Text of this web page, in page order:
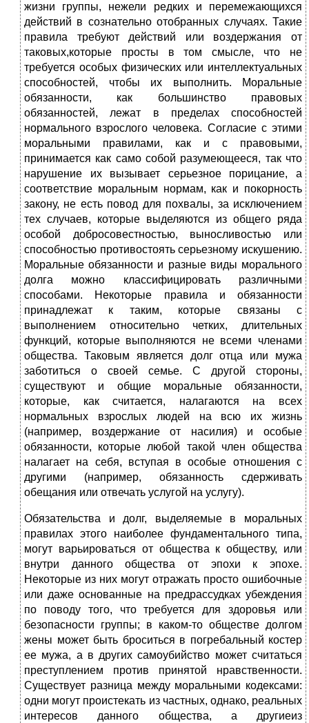
жизни группы, нежели редких и перемежающихся
действий в сознательно отобранных случаях. Такие
правила требуют действий или воздержания от
таковых,которые просты в том смысле, что не
требуется особых физических или интеллектуальных
способностей, чтобы их выполнить. Моральные
обязанности, как большинство правовых
обязанностей, лежат в пределах способностей
нормального взрослого человека. Согласие с этими
моральными правилами, как и с правовыми,
принимается как само собой разумеющееся, так что
нарушение их вызывает серьезное порицание, а
соответствие моральным нормам, как и покорность
закону, не есть повод для похвалы, за исключением
тех случаев, которые выделяются из общего ряда
особой добросовестностью, выносливостью или
способностью противостоять серьезному искушению.
Моральные обязанности и разные виды морального
долга можно классифицировать различными
способами. Некоторые правила и обязанности
принадлежат к таким, которые связаны с
выполнением относительно четких, длительных
функций, которые выполняются не всеми членами
общества. Таковым является долг отца или мужа
заботиться о своей семье. С другой стороны,
существуют и общие моральные обязанности,
которые, как считается, налагаются на всех
нормальных взрослых людей на всю их жизнь
(например, воздержание от насилия) и особые
обязанности, которые любой такой член общества
налагает на себя, вступая в особые отношения с
другими (например, обязанность сдерживать
обещания или отвечать услугой на услугу).
Обязательства и долг, выделяемые в моральных
правилах этого наиболее фундаментального типа,
могут варьироваться от общества к обществу, или
внутри данного общества от эпохи к эпохе.
Некоторые из них могут отражать просто ошибочные
или даже основанные на предрассудках убеждения
по поводу того, что требуется для здоровья или
безопасности группы; в каком-то обществе долгом
жены может быть броситься в погребальный костер
ее мужа, а в других самоубийство может считаться
преступлением против принятой нравственности.
Существует разница между моральными кодексами:
одни могут проистекать из частных, однако, реальных
интересов данного общества, а другиеиз